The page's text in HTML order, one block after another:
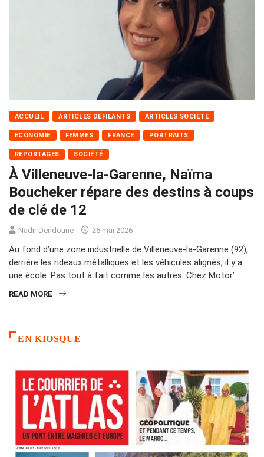
ACCUEIL ARTICLES DÉFILANTS ARTICLES SOCIÉTÉ
ECONOMIE FEMMES FRANCE PORTRAITS
REPORTAGES SOCIÉTÉ
À Villeneuve-la-Garenne, Naïma
Boucheker répare des destins à coups
de clé de 12
Nadir Dendoune 26 mai 2026
Au fond d’une zone industrielle de Villeneuve-la-Garenne (92),
derrière les rideaux métalliques et les véhicules alignés, il y a
une école. Pas tout à fait comme les autres. Chez Motor’
READ MORE
EN KIOSQUE